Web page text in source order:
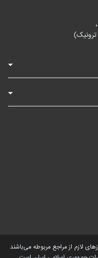
لازم از مراجع مربوطه می‌باشند